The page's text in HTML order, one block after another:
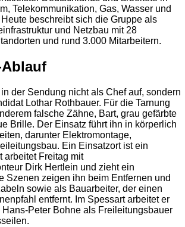
Telekommunikation, Gas, Wasser und
beschreibt sich die Gruppe als
und Netzbau mit 28
und rund 3.000 Mitarbeitern.
der Sendung nicht als Chef auf, sondern
Lothar Rothbauer. Für die Tarnung
falsche Zähne, Bart, grau gefärbte
Brille. Der Einsatz führt ihn in körperlich
darunter Elektromontage,
Ein Einsatzort ist ein
arbeitet Freitag mit
Dirk Hertlein und zieht ein
Szenen zeigen ihn beim Entfernen und
sowie als Bauarbeiter, der einen
entfernt. Im Spessart arbeitet er
Hans-Peter Bohne als Freileitungsbauer